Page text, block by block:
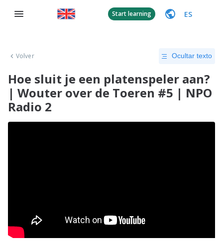
Start learning ES
Volver Ocultar texto
Hoe sluit je een platenspeler aan?
| Wouter over de Toeren #5 | NPO
Radio 2